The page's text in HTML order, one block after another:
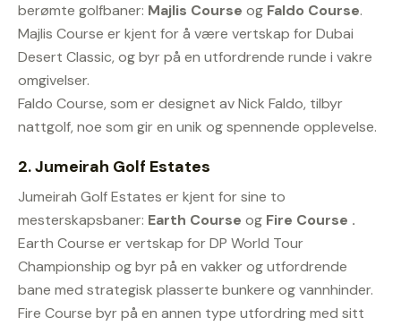
berømte golfbaner: Majlis Course og Faldo Course.
Majlis Course er kjent for å være vertskap for Dubai
Desert Classic, og byr på en utfordrende runde i vakre
omgivelser.
Faldo Course, som er designet av Nick Faldo, tilbyr
nattgolf, noe som gir en unik og spennende opplevelse.
2.Jumeirah Golf Estates
Jumeirah Golf Estates er kjent for sine to
mesterskapsbaner: Earth Course og Fire Course .
Earth Course er vertskap for DP World Tour
Championship og byr på en vakker og utfordrende
bane med strategisk plasserte bunkere og vannhinder.
Fire Course byr på en annen type utfordring med sitt